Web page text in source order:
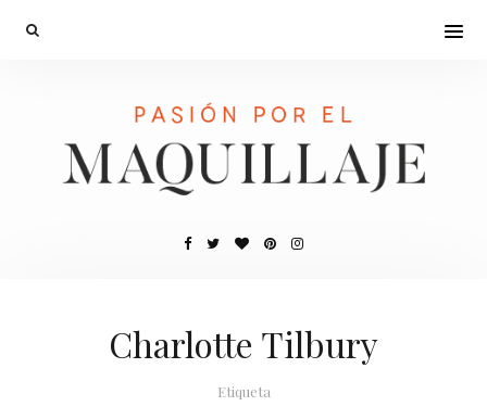
Charlotte Tilbury
Etiqueta